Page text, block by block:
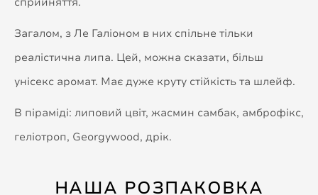
Загалом, з Ле Галіоном в них спільне тільки
реалістична липа. Цей, можна сказати, більш
унісекс аромат. Має дуже круту стійкість та шлейф.
В піраміді: липовий цвіт, жасмин самбак, амброфікс,
геліотроп, Georgywood, дрік.
НАША РОЗПАКОВКА